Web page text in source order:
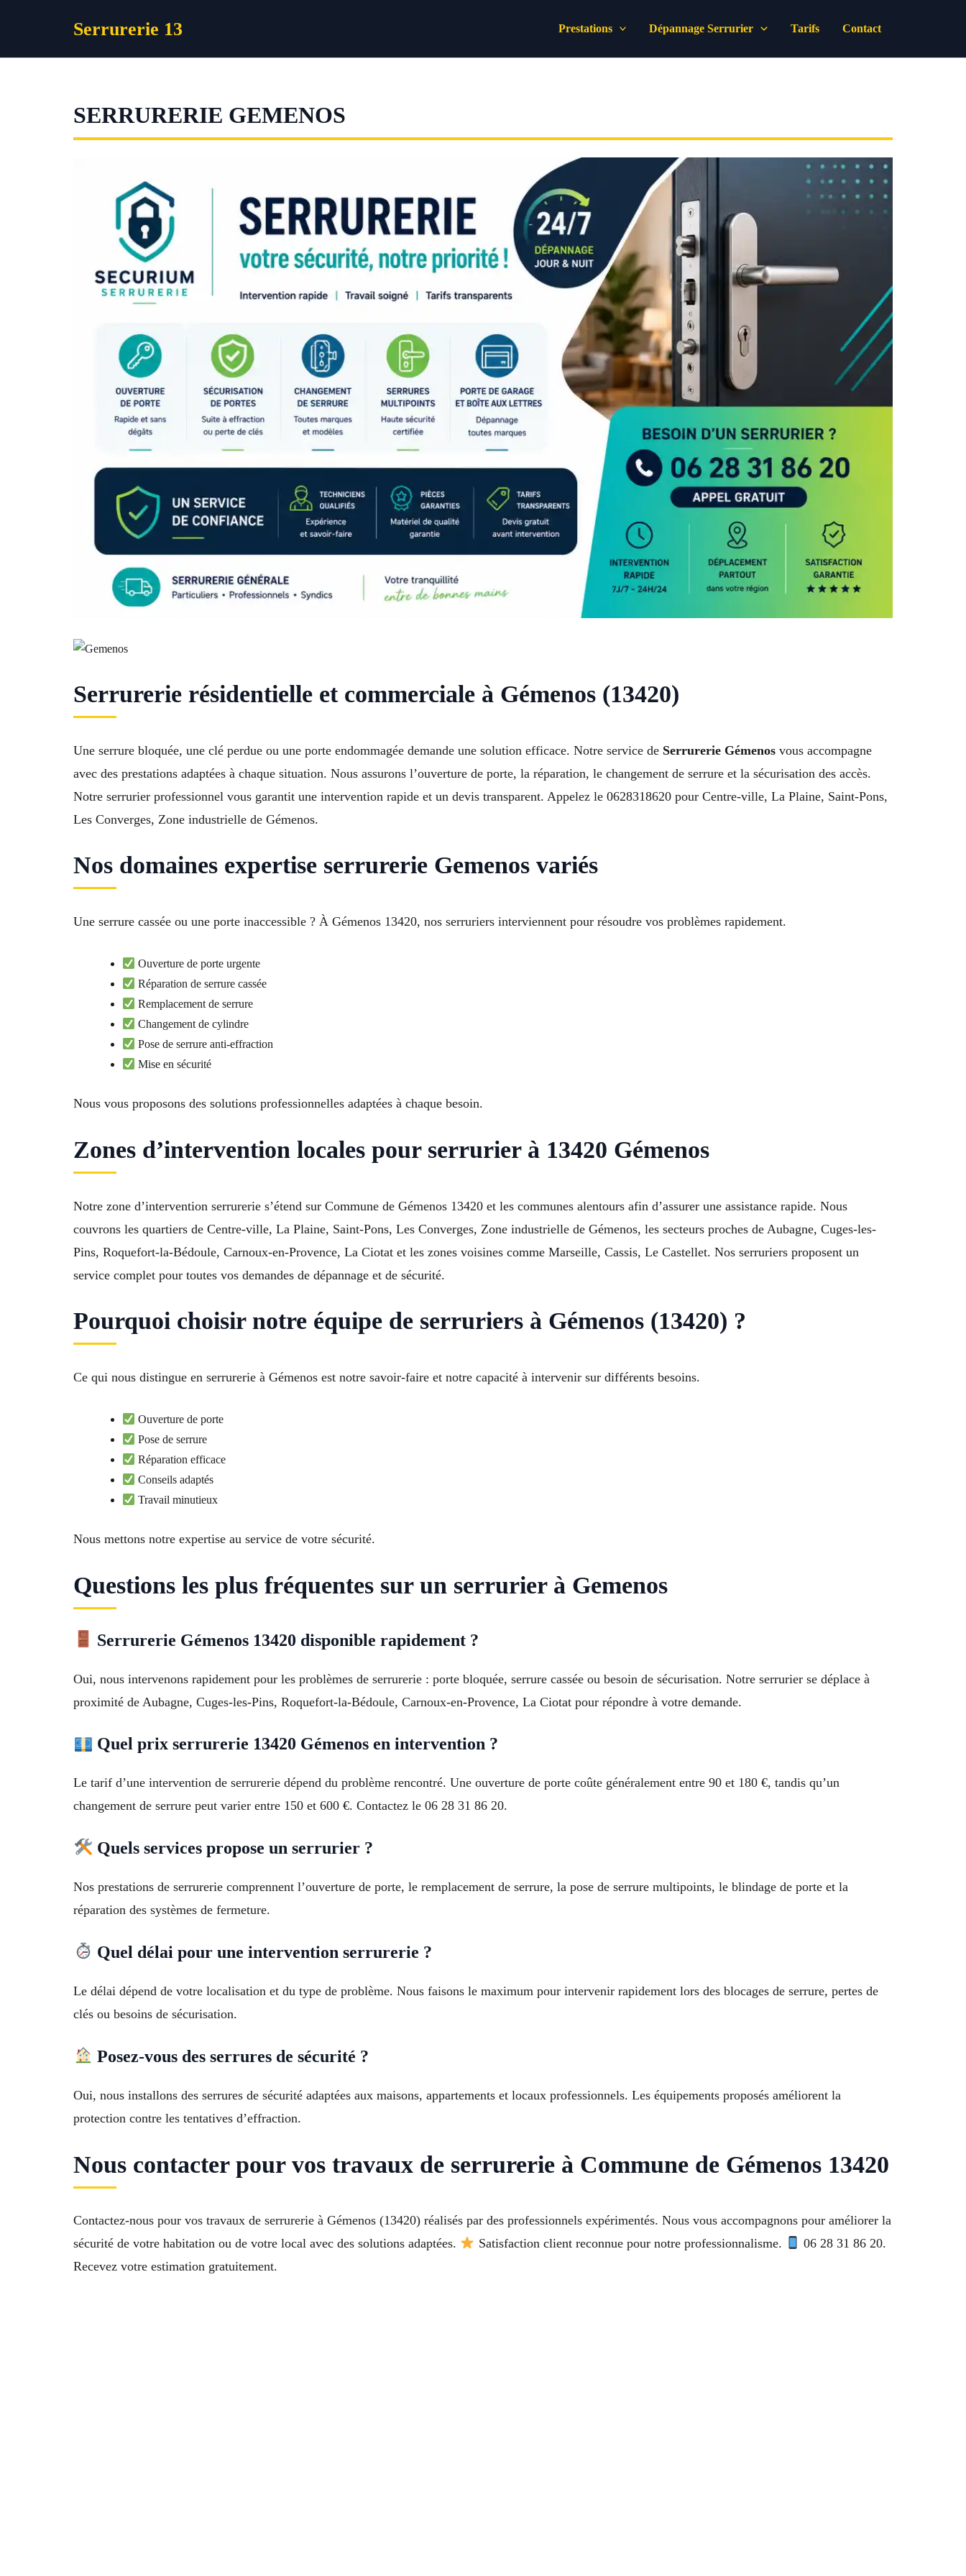
Serrurerie 13 Prestations Dépannage Serrurier Tarifs Contact
SERRURERIE GEMENOS
Serrurerie résidentielle et commerciale à Gémenos (13420)
Une serrure bloquée, une clé perdue ou une porte endommagée demande une solution efficace. Notre service de Serrurerie Gémenos vous accompagne
avec des prestations adaptées à chaque situation. Nous assurons l’ouverture de porte, la réparation, le changement de serrure et la sécurisation des accès.
Notre serrurier professionnel vous garantit une intervention rapide et un devis transparent. Appelez le 0628318620 pour Centre-ville, La Plaine, Saint-Pons,
Les Converges, Zone industrielle de Gémenos.
Nos domaines expertise serrurerie Gemenos variés
Une serrure cassée ou une porte inaccessible ? À Gémenos 13420, nos serruriers interviennent pour résoudre vos problèmes rapidement.
Ouverture de porte urgente
Réparation de serrure cassée
Remplacement de serrure
Changement de cylindre
Pose de serrure anti-effraction
Mise en sécurité
Nous vous proposons des solutions professionnelles adaptées à chaque besoin.
Zones d’intervention locales pour serrurier à 13420 Gémenos
Notre zone d’intervention serrurerie s’étend sur Commune de Gémenos 13420 et les communes alentours afin d’assurer une assistance rapide. Nous
couvrons les quartiers de Centre-ville, La Plaine, Saint-Pons, Les Converges, Zone industrielle de Gémenos, les secteurs proches de Aubagne, Cuges-les-
Pins, Roquefort-la-Bédoule, Carnoux-en-Provence, La Ciotat et les zones voisines comme Marseille, Cassis, Le Castellet. Nos serruriers proposent un
service complet pour toutes vos demandes de dépannage et de sécurité.
Pourquoi choisir notre équipe de serruriers à Gémenos (13420) ?
Ce qui nous distingue en serrurerie à Gémenos est notre savoir-faire et notre capacité à intervenir sur différents besoins.
Ouverture de porte
Pose de serrure
Réparation efficace
Conseils adaptés
Travail minutieux
Nous mettons notre expertise au service de votre sécurité.
Questions les plus fréquentes sur un serrurier à Gemenos
Serrurerie Gémenos 13420 disponible rapidement ?
Oui, nous intervenons rapidement pour les problèmes de serrurerie : porte bloquée, serrure cassée ou besoin de sécurisation. Notre serrurier se déplace à
proximité de Aubagne, Cuges-les-Pins, Roquefort-la-Bédoule, Carnoux-en-Provence, La Ciotat pour répondre à votre demande.
Quel prix serrurerie 13420 Gémenos en intervention ?
Le tarif d’une intervention de serrurerie dépend du problème rencontré. Une ouverture de porte coûte généralement entre 90 et 180 €, tandis qu’un
changement de serrure peut varier entre 150 et 600 €. Contactez le 06 28 31 86 20.
Quels services propose un serrurier ?
Nos prestations de serrurerie comprennent l’ouverture de porte, le remplacement de serrure, la pose de serrure multipoints, le blindage de porte et la
réparation des systèmes de fermeture.
Quel délai pour une intervention serrurerie ?
Le délai dépend de votre localisation et du type de problème. Nous faisons le maximum pour intervenir rapidement lors des blocages de serrure, pertes de
clés ou besoins de sécurisation.
Posez-vous des serrures de sécurité ?
Oui, nous installons des serrures de sécurité adaptées aux maisons, appartements et locaux professionnels. Les équipements proposés améliorent la
protection contre les tentatives d’effraction.
Nous contacter pour vos travaux de serrurerie à Commune de Gémenos 13420
Contactez-nous pour vos travaux de serrurerie à Gémenos (13420) réalisés par des professionnels expérimentés. Nous vous accompagnons pour améliorer la
sécurité de votre habitation ou de votre local avec des solutions adaptées.
Satisfaction client reconnue pour notre professionnalisme.
06 28 31 86 20.
Recevez votre estimation gratuitement.